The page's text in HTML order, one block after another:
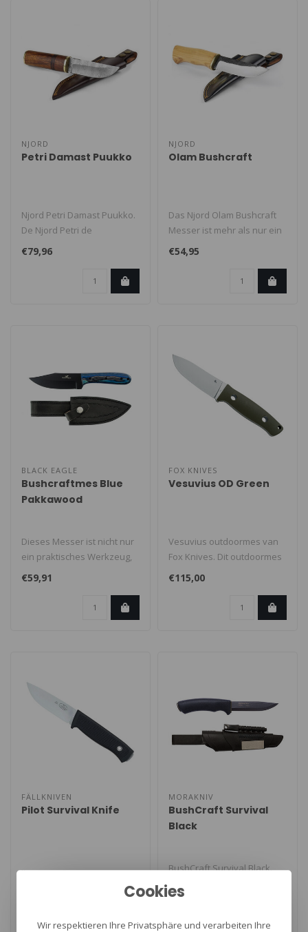
NJORD
Petri Damast Puukko
Njord Petri Damast Puukko.
De Njord Petri de
standvastige hoeder bij de
poort. G..
€79,96
NJORD
Olam Bushcraft
Das Njord Olam Bushcraft
Messer ist mehr als nur ein
Werkzeug – es ist dein tr..
€54,95
BLACK EAGLE
Bushcraftmes Blue
Pakkawood
Dieses Messer ist nicht nur
ein praktisches Werkzeug,
sondern auch ein Ausdruck
€59,91
FOX KNIVES
Vesuvius OD Green
Vesuvius outdoormes van
Fox Knives. Dit outdoormes
is gemaakt van D2 roestvrij
€115,00
FÄLLKNIVEN
Pilot Survival Knife
..
MORAKNIV
BushCraft Survival
Black
BushCraft Survival Black.
mes van Mora. Dit
Cookies
Wir respektieren Ihre Privatsphäre und verarbeiten Ihre